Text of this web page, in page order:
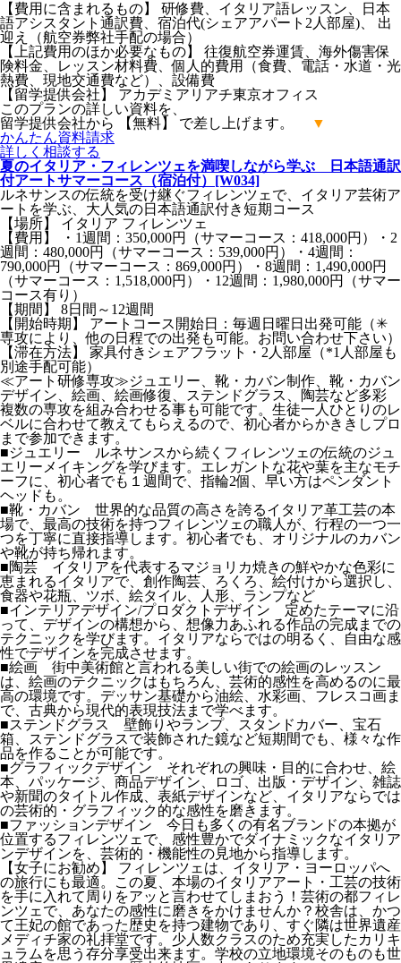
【費用に含まれるもの】 研修費、イタリア語レッスン、日本
語アシスタント通訳費、宿泊代(シェアアパート2人部屋)、 出
迎え（航空券弊社手配の場合）
【上記費用のほか必要なもの】 往復航空券運賃、海外傷害保
険料金、レッスン材料費、個人的費用（食費、電話・水道・光
熱費、現地交通費など）、設備費
【留学提供会社】 アカデミアリアチ東京オフィス
このプランの詳しい資料を、
留学提供会社から 【無料】 で差し上げます。
▼
かんたん資料請求
詳しく 相談する
夏のイタリア・フィレンツェを満喫しながら学ぶ 日本語通訳
付アートサマーコース（宿泊付）[W034]
ルネサンスの伝統を受け継ぐフィレンツェで、イタリア芸術ア
ートを学ぶ、大人気の日本語通訳付き短期コース
【場所】 イタリア フィレンツェ
【費用】 ・1週間：350,000円（サマーコース：418,000円）・2
週間：480,000円（サマーコース：539,000円）・4週間：
790,000円（サマーコース：869,000円）・8週間：1,490,000円
（サマーコース：1,518,000円）・12週間：1,980,000円（サマー
コース有り）
【期間】 8日間～12週間
【開始時期】 アートコース開始日：毎週日曜日出発可能（✳︎
専攻により、他の日程での出発も可能。お問い合わせ下さい）
【滞在方法】 家具付きシェアフラット・2人部屋（*1人部屋も
別途手配可能）
≪アート研修専攻≫ジュエリー、靴・カバン制作、靴・カバン
デザイン、絵画、絵画修復、ステンドグラス、陶芸など多彩
複数の専攻を組み合わせる事も可能です。生徒一人ひとりのレ
ベルに合わせて教えてもらえるので、初心者からかききしプロ
まで参加できます。
■ジュエリー ルネサンスから続くフィレンツェの伝統のジュ
エリーメイキングを学びます。エレガントな花や葉を主なモチ
ーフに、初心者でも１週間で、指輪2個、早い方はペンダント
ヘッドも。
■靴・カバン 世界的な品質の高さを誇るイタリア革工芸の本
場で、最高の技術を持つフィレンツェの職人が、行程の一つ一
つを丁寧に直接指導します。初心者でも、オリジナルのカバン
や靴が持ち帰れます。
■陶芸 イタリアを代表するマジョリカ焼きの鮮やかな色彩に
恵まれるイタリアで、創作陶芸、ろくろ、絵付けから選択し、
食器や花瓶、ツボ、絵タイル、人形、ランプなど
■インテリアデザイン/プロダクトデザイン 定めたテーマに沿
って、デザインの構想から、想像力あふれる作品の完成までの
テクニックを学びます。イタリアならではの明るく、自由な感
性でデザインを完成させます。
■絵画 街中美術館と言われる美しい街での絵画のレッスン
は、絵画のテクニックはもちろん、芸術的感性を高めるのに最
高の環境です。デッサン基礎から油絵、水彩画、フレスコ画ま
で、古典から現代的表現技法まで学べます。
■ステンドグラス 壁飾りやランプ、スタンドカバー、宝石
箱、ステンドグラスで装飾された鏡など短期間でも、様々な作
品を作ることが可能です。
■グラフィックデザイン それぞれの興味・目的に合わせ、絵
本、パッケージ、商品デザイン、ロゴ、出版・デザイン、雑誌
や新聞のタイトル作成、表紙デザインなど、イタリアならでは
の芸術的・グラフィック的な感性を磨きます。
■ファッションデザイン 今日も多くの有名ブランドの本拠が
位置するフィレンツェで、感性豊かでダイナミックなイタリア
ンデザインを、芸術的・機能性の見地から指導します。
【女子にお勧め】 フィレンツェは、イタリア・ヨーロッパへ
の旅行にも最適。この夏、本場のイタリアアート・工芸の技術
を手に入れて周りをアッと言わせてしまおう！芸術の都フィレ
ンツェで、あなたの感性に磨きをかけませんか？校舎は、かつ
て王妃の館であった歴史を持つ建物であり、すぐ隣は世界遺産
メディチ家の礼拝堂です。少人数クラスのため充実したカリキ
ュラムを思う存分享受出来ます。学校の立地環境そのものも世